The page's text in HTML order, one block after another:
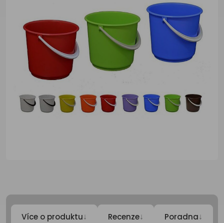
Více o produktu↓ Recenze↓ Poradna↓